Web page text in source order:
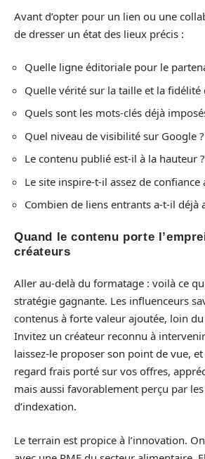
Avant d’opter pour un lien ou une
de dresser un état des lieux précis :
Quelle ligne éditoriale pour le
Quelle vérité sur la taille et la fidélité
Quels sont les mots-clés déjà
Quel niveau de visibilité sur Google ?
Le contenu publié est-il à la hauteur ?
Le site inspire-t-il assez de confiance
Combien de liens entrants a-t-il déjà
Quand le contenu porte
créateurs
Aller au-delà du formatage : voilà ce
stratégie gagnante. Les influenceurs
contenus à forte valeur ajoutée, loin
Invitez un créateur reconnu à
laissez-le proposer son point de vue,
regard frais porté sur vos offres,
mais aussi favorablement perçu par
d’indexation.
Le terrain est propice à l’innovation.